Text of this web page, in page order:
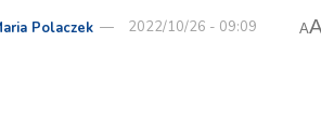
Polaczek 2022/10/26 - 09:09 A